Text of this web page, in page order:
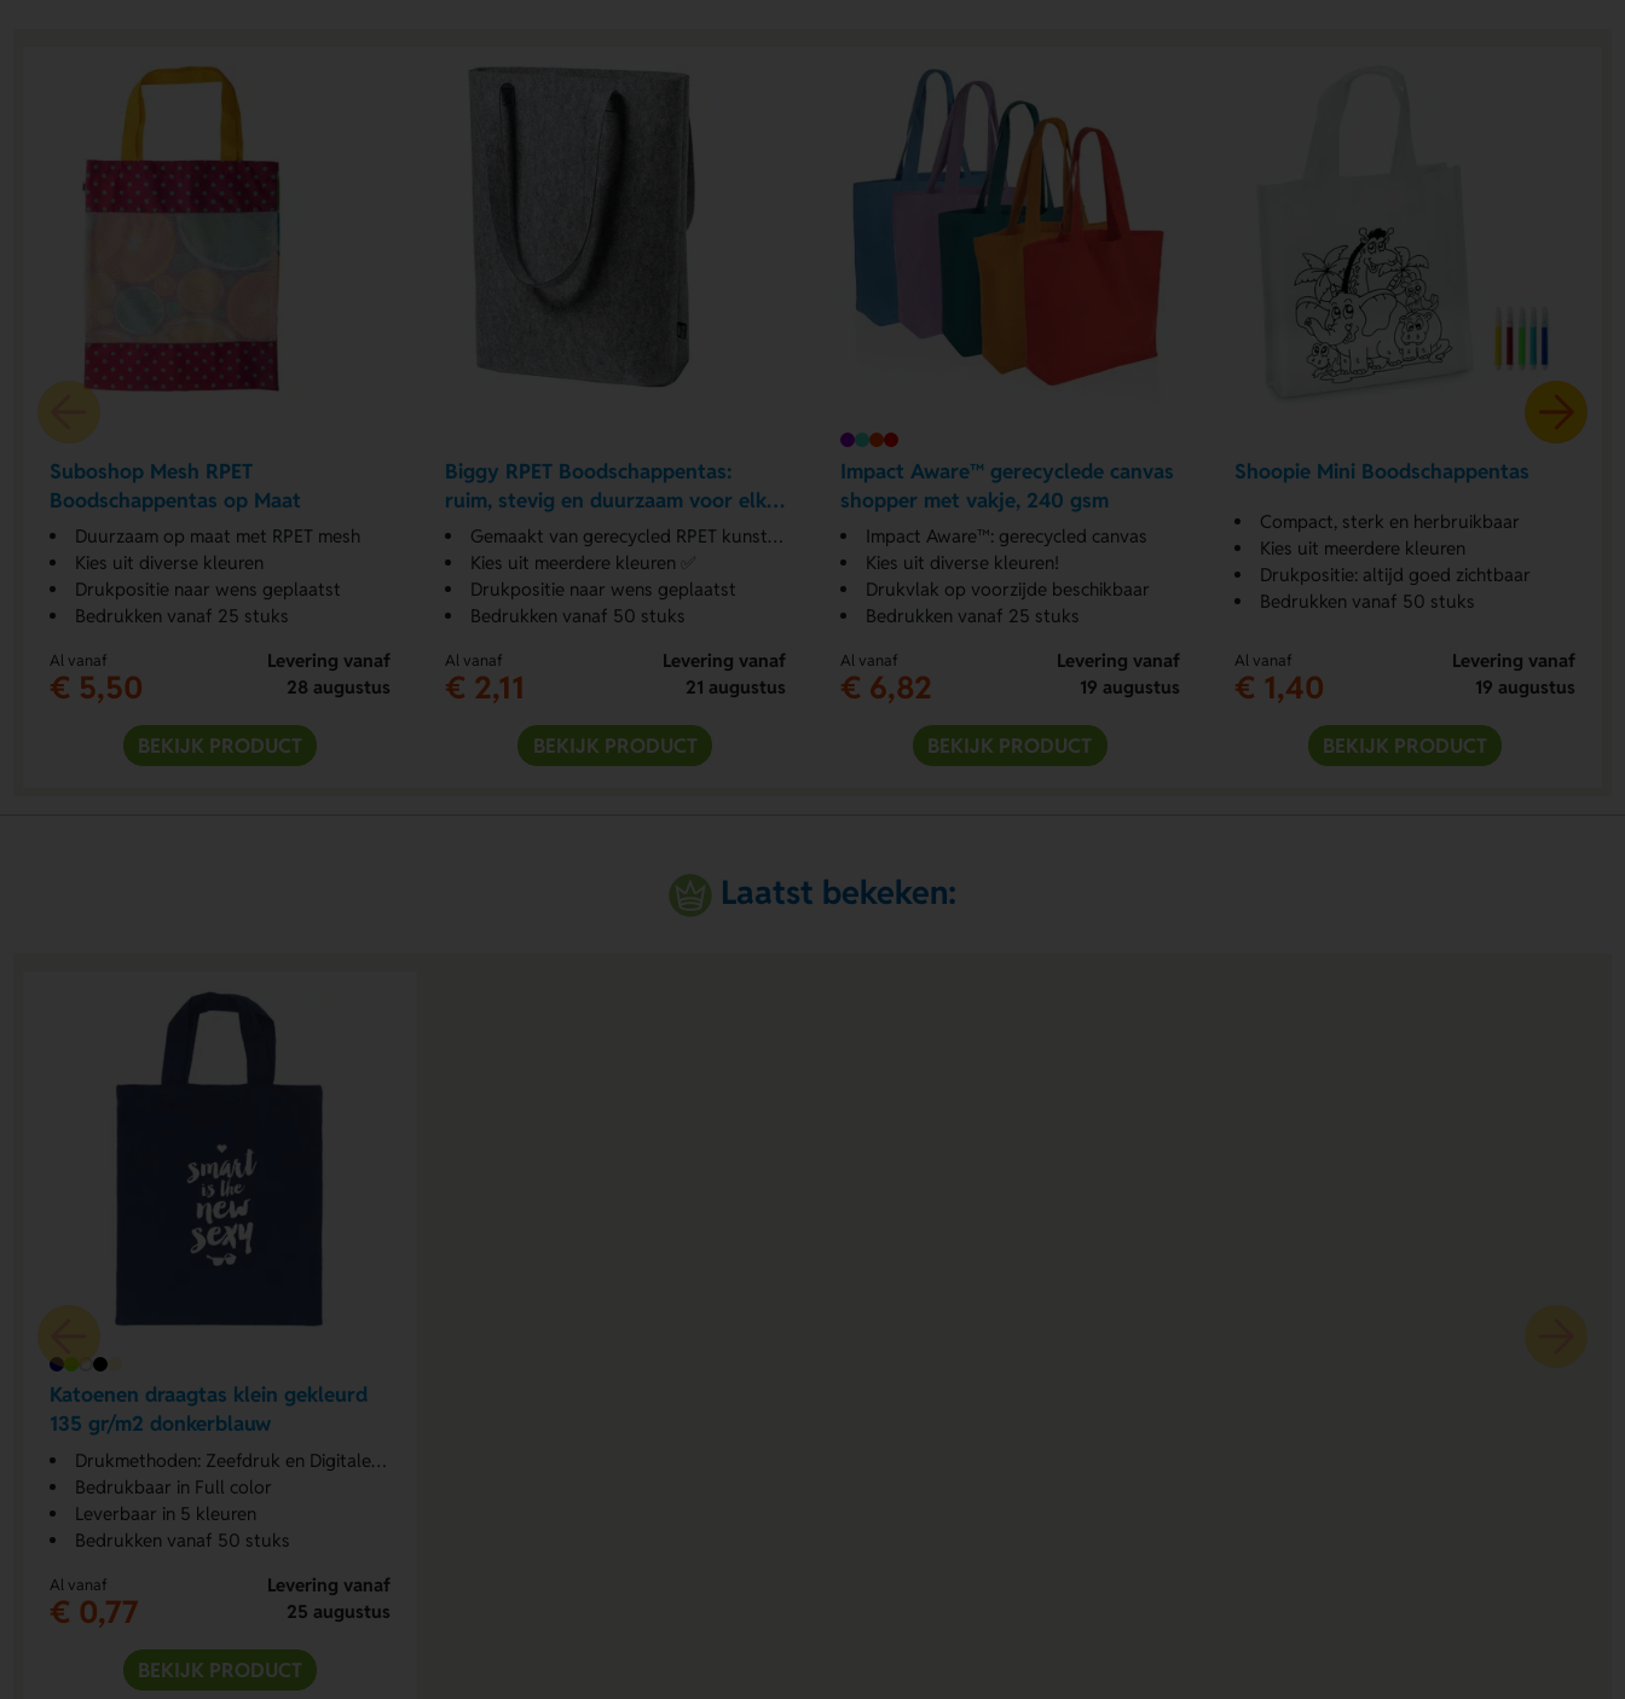
Suboshop Mesh RPET
Boodschappentas op Maat
Duurzaam op maat met RPET mesh
Kies uit diverse kleuren
Drukpositie naar wens geplaatst
Bedrukken vanaf 25 stuks
Al vanaf
€ 5,50
Levering vanaf
28 augustus
BEKIJK PRODUCT
Biggy RPET Boodschappentas:
ruim, stevig en duurzaam voor elke
boodschap
Gemaakt van gerecycled RPET kunststof
Kies uit meerdere kleuren ✅
Drukpositie naar wens geplaatst
Bedrukken vanaf 50 stuks
Al vanaf
€ 2,11
Levering vanaf
21 augustus
BEKIJK PRODUCT
Impact Aware™ gerecyclede canvas
shopper met vakje, 240 gsm
Impact Aware™: gerecycled canvas
Kies uit diverse kleuren!
Drukvlak op voorzijde beschikbaar
Bedrukken vanaf 25 stuks
Al vanaf
€ 6,82
Levering vanaf
19 augustus
BEKIJK PRODUCT
Shoopie Mini Boodschappentas
Compact, sterk en herbruikbaar
Kies uit meerdere kleuren
Drukpositie: altijd goed zichtbaar
Bedrukken vanaf 50 stuks
Al vanaf
€ 1,40
Levering vanaf
19 augustus
BEKIJK PRODUCT
Laatst bekeken:
Katoenen draagtas klein gekleurd
135 gr/m2 donkerblauw
Drukmethoden: Zeefdruk en Digitale transfer
Bedrukbaar in Full color
Leverbaar in 5 kleuren
Bedrukken vanaf 50 stuks
Al vanaf
€ 0,77
Levering vanaf
25 augustus
BEKIJK PRODUCT